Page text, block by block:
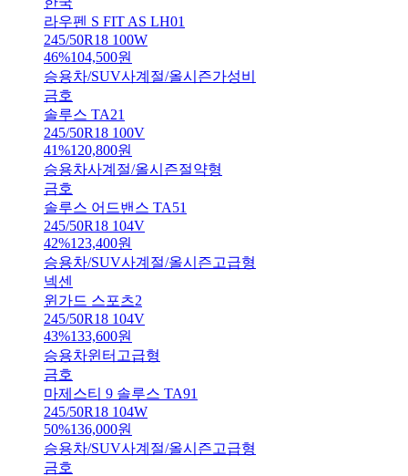
라우펜 S FIT AS LH01
245/50R18 100W
46%104,500원
승용차/SUV사계절/올시즌가성비
금호
솔루스 TA21
245/50R18 100V
41%120,800원
승용차사계절/올시즌절약형
금호
솔루스 어드밴스 TA51
245/50R18 104V
42%123,400원
승용차/SUV사계절/올시즌고급형
넥센
윈가드 스포츠2
245/50R18 104V
43%133,600원
승용차윈터 고급형
금호
마제스티 9 솔루스 TA91
245/50R18 104W
50%136,000원
승용차/SUV사계절/올시즌고급형
금호